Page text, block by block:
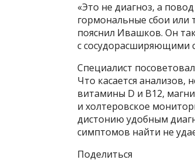
«Это не диагноз, а
гормональные сбои или
пояснил Ивашков. Он
с сосудорасширяющими
Специалист
Что касается
витамины D и B12,
и холтеровское
дистонию удобным
симптомов найти не
Поделиться